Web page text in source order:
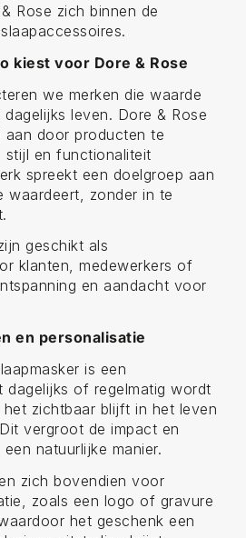
Rose zich binnen de
kiest voor Dore & Rose
we merken die waarde
leven. Dore & Rose
door producten te
stijl en functionaliteit
spreekt een doelgroep aan
waardeert, zonder in te
geschikt als
klanten, medewerkers of
en aandacht voor
en personalisatie
is een
dagelijks of regelmatig wordt
zichtbaar blijft in het leven
vergroot de impact en
natuurlijke manier.
zich bovendien voor
zoals een logo of gravure
het geschenk een